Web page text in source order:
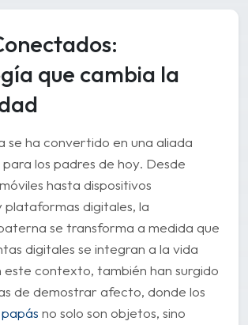
que cambia la
se ha convertido en una aliada
los padres de hoy. Desde
hasta dispositivos
plataformas digitales, la
se transforma a medida que
digitales se integran a la vida
este contexto, también han surgido
de demostrar afecto, donde los
no solo son objetos, sino